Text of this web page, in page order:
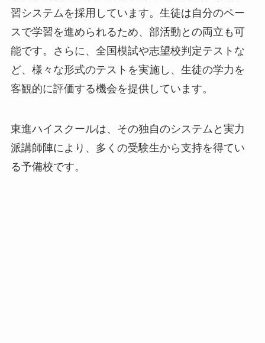
習システムを採用しています。生徒は自分のペー
スで学習を進められるため、部活動との両立も可
能です。さらに、全国模試や志望校判定テストな
ど、様々な形式のテストを実施し、生徒の学力を
客観的に評価する機会を提供しています。
東進ハイスクールは、その独自のシステムと実力
派講師陣により、多くの受験生から支持を得てい
る予備校です。